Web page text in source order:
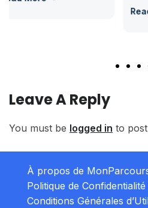
Leave A Reply
You must be logged in to
À propos de
Politique de Confidentialité
Conditions Générales